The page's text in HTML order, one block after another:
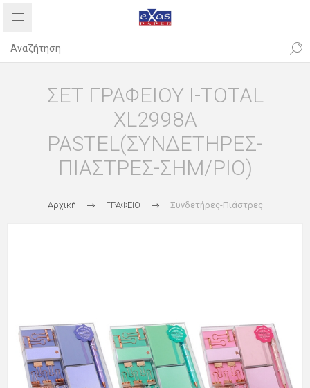
ΣΕΤ ΓΡΑΦΕΙΟΥ I-TOTAL
XL2998A
PASTEL(ΣΥΝΔΕΤΗΡΕΣ-
ΠΙΑΣΤΡΕΣ-ΣΗΜ/ΡΙΟ)
Αρχική ΓΡΑΦΕΙΟ Συνδετήρες-Πιάστρες